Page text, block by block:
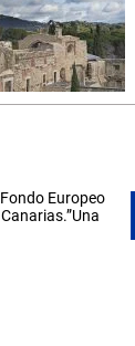
Europeo